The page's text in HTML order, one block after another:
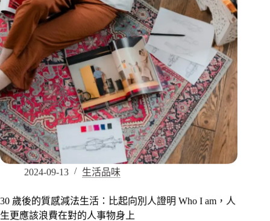
2024-09-13 生活品味
30 歲後的質感減法生活：比起向別人證明 Who I am，人
生更應該浪費在對的人事物身上